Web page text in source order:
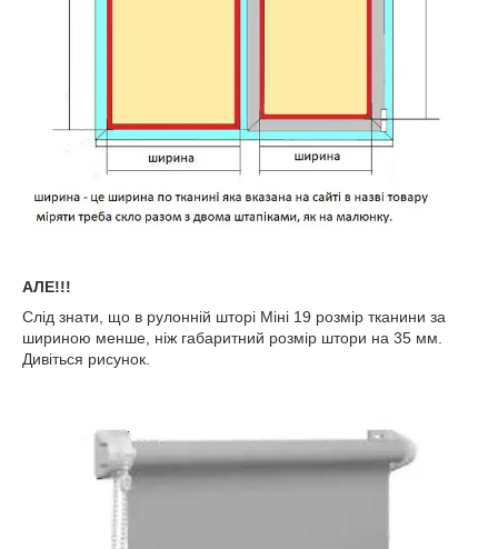
АЛЕ!!!
Слід знати, що в рулонній шторі Міні 19 розмір тканини за
шириною менше, ніж габаритний розмір штори на 35 мм.
Дивіться рисунок.